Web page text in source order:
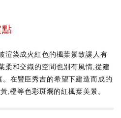
渲染成火紅色的楓葉景致讓人有
柔和交織的空間也別有風情,從建
在豐臣秀吉的希望下建造而成的
,橙等色彩斑斕的紅楓葉美景。